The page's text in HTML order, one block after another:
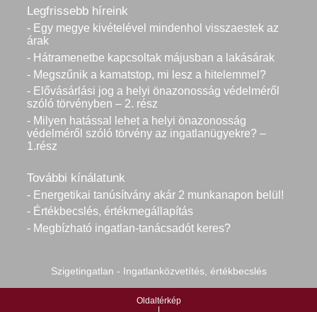
Legfrissebb híreink
- Egy megye kivételével mindenhol visszaestek az
árak
- Hátramenetbe kapcsoltak májusban a lakásárak
- Megszűnik a kamatstop, mi lesz a hitelemmel?
- Elővásárlási jog a helyi önazonosság védelméről
szóló törvényben – 2. rész
- Milyen hatással lehet a helyi önazonosság
védelméről szóló törvény az ingatlanügyekre? –
1.rész
További kínálatunk
- Energetikai tanúsítvány akár 2 munkanapon belül!
- Értékbecslés, értékmegállapítás
- Megbízható ingatlan-tanácsadót keres?
Szigetingatlan - Ingatlanközvetítés, értékbecslés
Oldaltérkép